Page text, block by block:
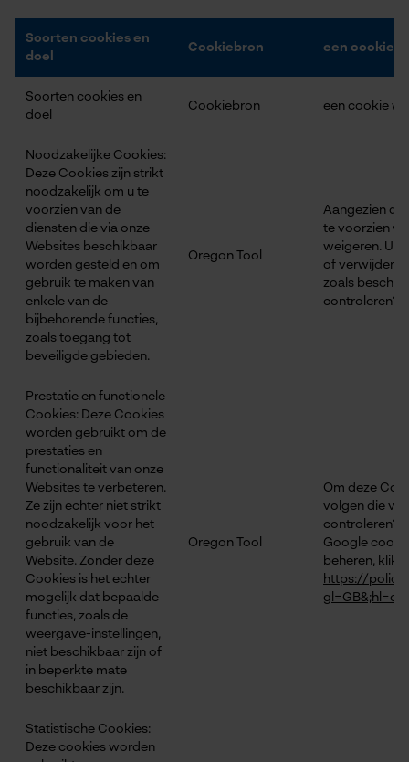
Soorten cookies en
doel
Cookiebron een cookie
Soorten cookies en
doel
Cookiebron een cookie
Noodzakelijke Cookies:
Deze Cookies zijn strikt
noodzakelijk om u te
voorzien van de
diensten die via onze
Websites beschikbaar
worden gesteld en om
gebruik te maken van
enkele van de
bijbehorende functies,
zoals toegang tot
beveiligde gebieden.
Oregon Tool
Aangezien
te voorzien
weigeren. U
of
zoals
controleren?"
Prestatie en functionele
Cookies: Deze Cookies
worden gebruikt om de
prestaties en
functionaliteit van onze
Websites te verbeteren.
Ze zijn echter niet strikt
noodzakelijk voor het
gebruik van de
Website. Zonder deze
Cookies is het echter
mogelijk dat bepaalde
functies, zoals de
weergave-instellingen,
niet beschikbaar zijn of
in beperkte mate
beschikbaar zijn.
Oregon Tool
Om deze
volgen die
Google
beheren, klik
https://
gl=GB&;hl=en
Statistische Cookies:
Deze cookies worden
Mouseflow Web Analytics Tool
Cookies
Gepersonaliseerde homepage
Persoonlijke begroeting
Geo-IP en gebruikersdetectie
Google Maps
Marketing Cookies
Google Global Site Tag
Microsoft Advertising Universal
Survicate